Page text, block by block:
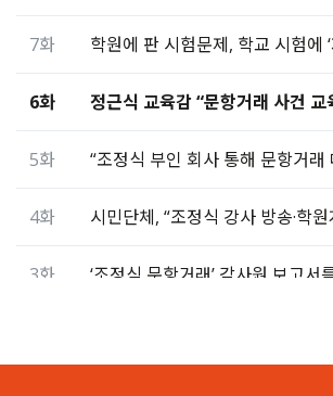
7화 학원에 판 시험문제, 학교 시험에
6화 정근식 교육감 “문항거래 사건 교
5화 “조정식 부인 회사 통해 문항거래
4화 시민단체, “조정식 강사 방송·학
3화 ‘조정식 문항거래’ 감사원 보고서